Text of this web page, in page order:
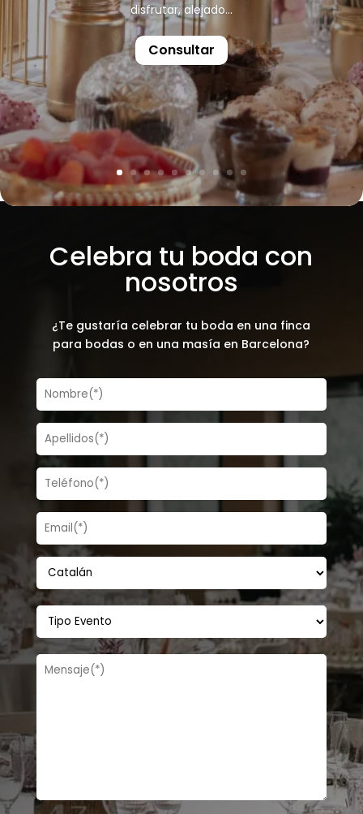
disfrutar, alejado...
Consultar
Celebra tu boda con
nosotros
¿Te gustaría celebrar tu boda en una finca
para bodas o en una masía en Barcelona?